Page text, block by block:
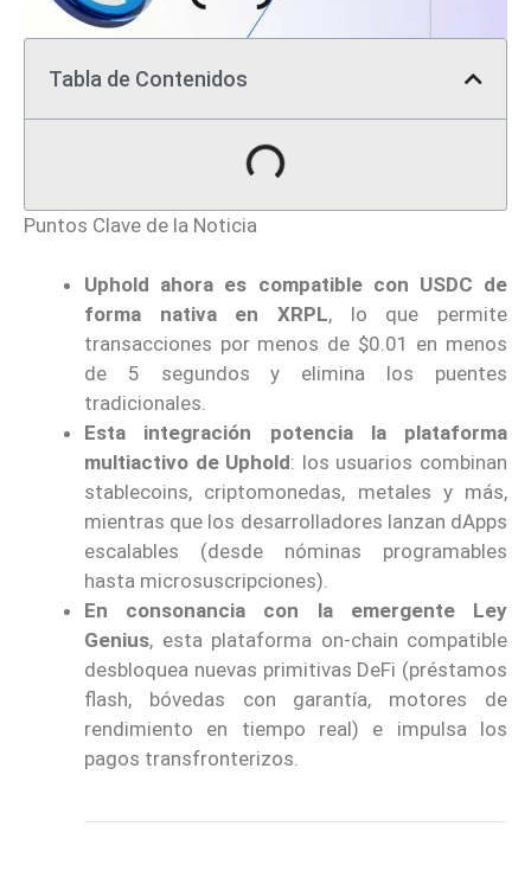
Tabla de Contenidos
Puntos Clave de la Noticia
Uphold ahora es compatible con USDC de
forma nativa en XRPL, lo que permite
transacciones por menos de $0.01 en menos
de 5 segundos y elimina los puentes
tradicionales.
Esta integración potencia la plataforma
multiactivo de Uphold: los usuarios combinan
stablecoins, criptomonedas, metales y más,
mientras que los desarrolladores lanzan dApps
escalables (desde nóminas programables
hasta microsuscripciones).
En consonancia con la emergente Ley
Genius, esta plataforma on-chain compatible
desbloquea nuevas primitivas DeFi (préstamos
flash, bóvedas con garantía, motores de
rendimiento en tiempo real) e impulsa los
pagos transfronterizos.